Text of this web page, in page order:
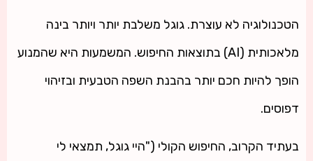
הטכנולוגיה לא עוצרת. גוגל משלבת יותר ויותר בינה
מלאכותית (AI) בתוצאות החיפוש. המשמעות היא שהמנוע
הופך להיות חכם יותר בהבנת השפה הטבעית ובזיהוי
דפוסים.
בעתיד הקרוב, החיפוש הקולי ("היי גוגל, תמצאי לי